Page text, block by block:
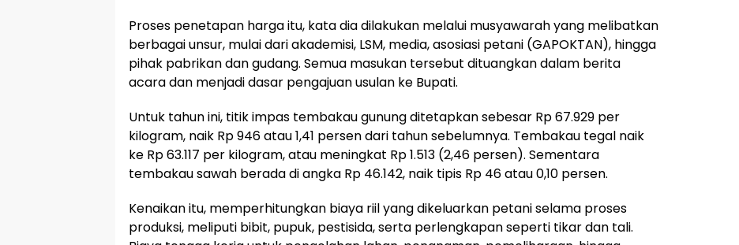
Proses penetapan harga itu, kata dia dilakukan melalui musyawarah yang melibatkan
berbagai unsur, mulai dari akademisi, LSM, media, asosiasi petani (GAPOKTAN), hingga
pihak pabrikan dan gudang. Semua masukan tersebut dituangkan dalam berita
acara dan menjadi dasar pengajuan usulan ke Bupati.
Untuk tahun ini, titik impas tembakau gunung ditetapkan sebesar Rp 67.929 per
kilogram, naik Rp 946 atau 1,41 persen dari tahun sebelumnya. Tembakau tegal naik
ke Rp 63.117 per kilogram, atau meningkat Rp 1.513 (2,46 persen). Sementara
tembakau sawah berada di angka Rp 46.142, naik tipis Rp 46 atau 0,10 persen.
Kenaikan itu, memperhitungkan biaya riil yang dikeluarkan petani selama proses
produksi, meliputi bibit, pupuk, pestisida, serta perlengkapan seperti tikar dan tali.